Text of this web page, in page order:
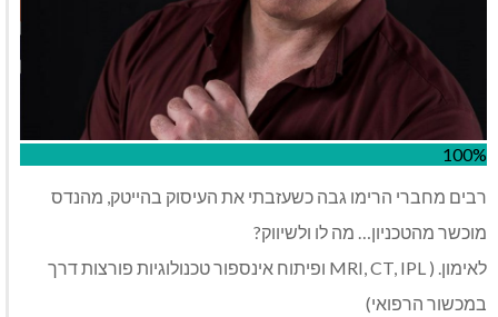
100%
רבים מחברי הרימו גבה כשעזבתי את העיסוק בהייטק, מהנדס
מוכשר מהטכניון… מה לו ולשיווק?
לאימון. ( MRI, CT, IPL ופיתוח אינספור טכנולוגיות פורצות דרך
במכשור הרפואי)